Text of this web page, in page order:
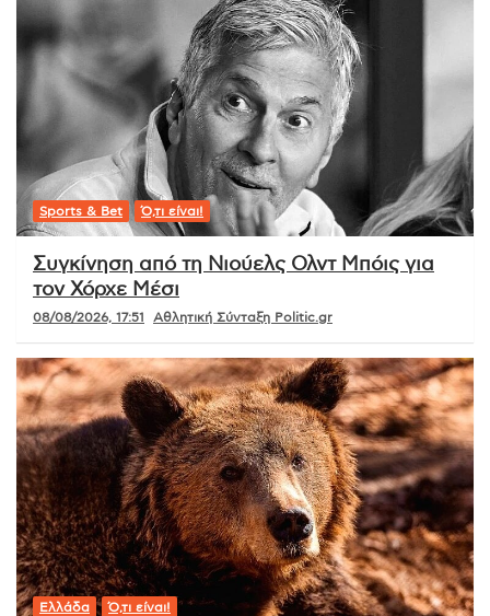
Sports & Bet Ό,τι είναι!
Συγκίνηση από τη Νιούελς Ολντ Μπόις για
τον Χόρχε Μέσι
08/08/2026, 17:51 Αθλητική Σύνταξη Politic.gr
Ελλάδα Ό,τι είναι!